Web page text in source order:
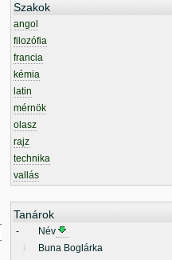
Szakok
angol
filozófia
francia
kémia
latin
mérnök
olasz
rajz
technika
vallás
Tanárok
- Név
1 Buna Boglárka